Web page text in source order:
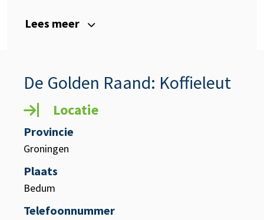
Lees meer
De Golden Raand: Koffieleut
Locatie
Provincie
Groningen
Plaats
Bedum
Telefoonnummer